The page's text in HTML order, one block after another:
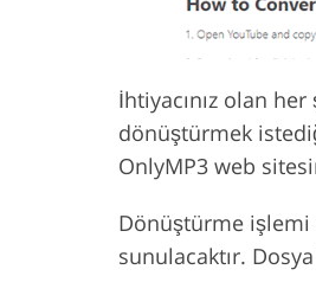
İhtiyacınız olan
dönüştürmek
OnlyMP3 web
Dönüştürme işlemi
sunulacaktır.